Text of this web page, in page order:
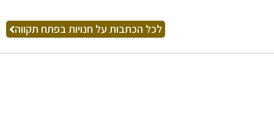
לכל הכתבות על חנויות בפתח תקווה